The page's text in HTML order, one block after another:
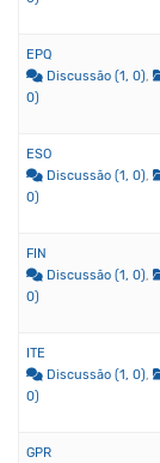
EPQ
Discussão (1, 0)
0)
ESO
Discussão (1, 0)
0)
FIN
Discussão (1, 0)
0)
ITE
Discussão (1, 0)
0)
GPR